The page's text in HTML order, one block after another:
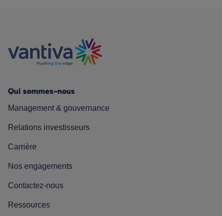
Qui sommes-nous
Management & gouvernance
Relations investisseurs
Carrière
Nos engagements
Contactez-nous
Ressources